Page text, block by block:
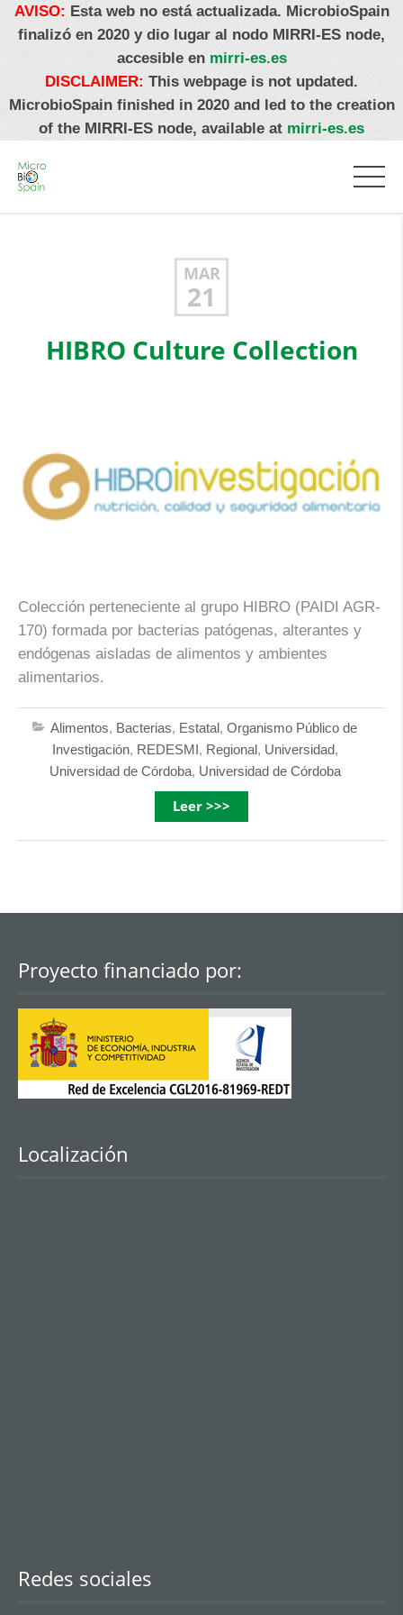
AVISO: Esta web no está actualizada. MicrobioSpain
finalizó en 2020 y dio lugar al nodo MIRRI-ES node,
accesible en mirri-es.es
DISCLAIMER: This webpage is not updated.
MicrobioSpain finished in 2020 and led to the creation
of the MIRRI-ES node, available at mirri-es.es
MAR
21
HIBRO Culture Collection
Colección perteneciente al grupo HIBRO (PAIDI AGR-
170) formada por bacterias patógenas, alterantes y
endógenas aisladas de alimentos y ambientes
alimentarios.
Alimentos, Bacterias, Estatal, Organismo Público de
Investigación, REDESMI, Regional, Universidad,
Universidad de Córdoba, Universidad de Córdoba
Leer >>>
Proyecto financiado por:
Localización
Redes sociales